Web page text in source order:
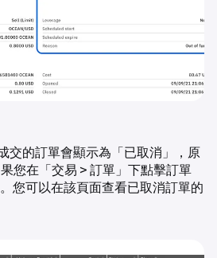
交的訂單會顯示為「已取消」，原
您在「交易 > 訂單」下點擊訂單
您可以在該頁面查看已取消訂單的